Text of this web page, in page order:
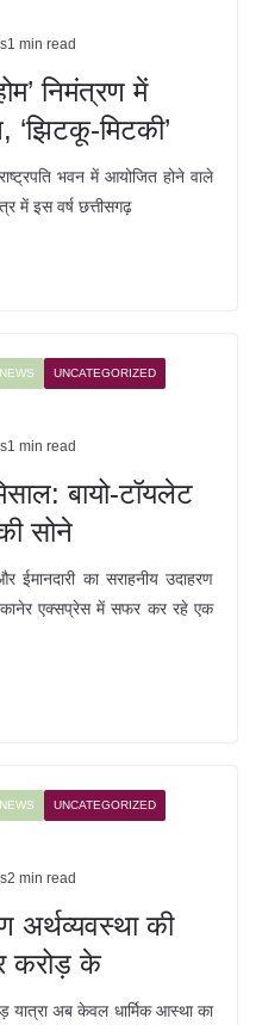
1 min read
निमंत्रण में
मिटकी’
भवन में आयोजित होने वाले
में इस वर्ष छत्तीसगढ़
NEWS UNCATEGORIZED
1 min read
बायो-टॉयलेट
सोने
ईमानदारी का सराहनीय उदाहरण
एक्सप्रेस में सफर कर रहे एक
NEWS UNCATEGORIZED
2 min read
अर्थव्यवस्था की
करोड़ के
यात्रा अब केवल धार्मिक आस्था का